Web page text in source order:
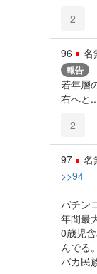
2
96 名
報告
若年層
右へと
2
97 名
>>94
パチン
年間最
0歳児
んでる。
バカ民